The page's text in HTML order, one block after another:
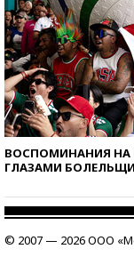
ВОСПОМИНАНИЯ
ГЛАЗАМИ
© 2007 — 2026 ООО